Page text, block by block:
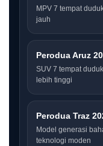
MPV 7 tempat
jauh
Perodua Aruz
SUV 7 tempat
lebih tinggi
Perodua Traz
Model generasi
teknologi moden